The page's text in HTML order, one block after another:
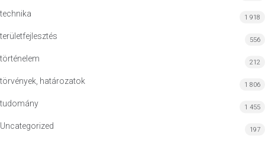
technika 1 918
területfejlesztés 556
történelem 212
törvények, határozatok 1 806
tudomány 1 455
Uncategorized 197